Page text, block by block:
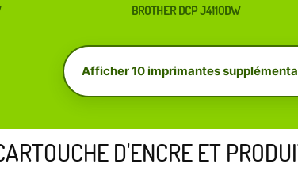
BROTHER DCP J4110DW
Afficher 10 imprimantes
D'ENCRE ET